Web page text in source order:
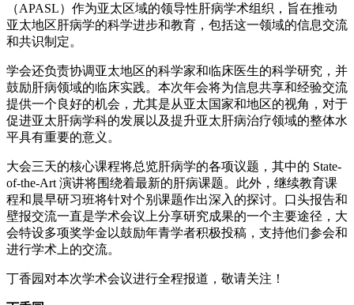
（APASL）作为亚太区域的领导性肝病学术组织，旨在推动
亚太地区肝病学的科学进步和教育，包括这一领域的信息交流
和共识制定。
学会还负责协调亚太地区的科学家和临床医生的科学研究，并
鼓励肝病领域的临床实践。本次年会将为信息共享和经验交流
提供一个良好的机会，尤其是从亚太国家和地区的视角，对于
促进亚太肝病学科的发展以及提升亚太肝病治疗领域的整体水
平具有重要的意义。
大会三天的核心课程将总览肝病学的各项议题，其中的 State-
of-the-Art 演讲将围绕着最新的肝病课题。此外，继续教育课
程和晨早研习班将针对个别课题作出深入的探讨。口头报告和
壁报交流一直是学术会议上分享研究成果的一个主要途径，大
会特设多项奖学金以鼓励年青学者积极投稿，支持他们参会和
进行学术上的交流。
丁香园对本次学术会议进行全程报道，敬请关注！